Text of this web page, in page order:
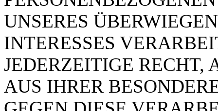
UNSERES
INTERESSES
JEDERZEITIGE RECHT,
AUS IHRER